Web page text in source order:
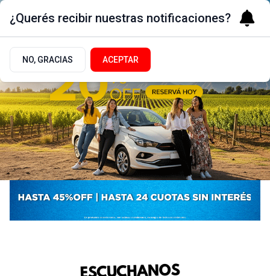
¿Querés recibir nuestras notificaciones?
NO, GRACIAS ACEPTAR